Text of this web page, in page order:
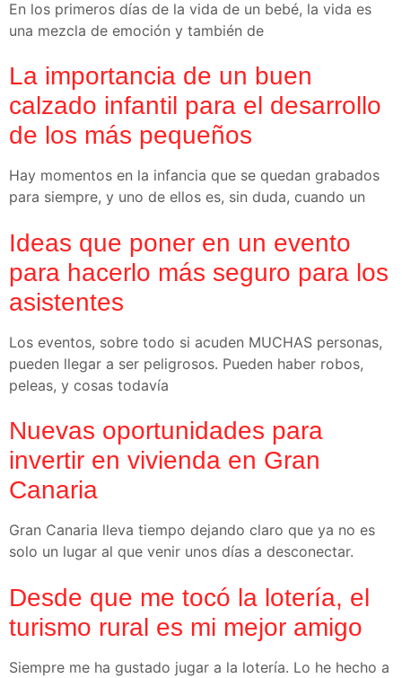
En los primeros días de la vida de un bebé, la vida es
una mezcla de emoción y también de
La importancia de un buen
calzado infantil para el desarrollo
de los más pequeños
Hay momentos en la infancia que se quedan grabados
para siempre, y uno de ellos es, sin duda, cuando un
Ideas que poner en un evento
para hacerlo más seguro para los
asistentes
Los eventos, sobre todo si acuden MUCHAS personas,
pueden llegar a ser peligrosos. Pueden haber robos,
peleas, y cosas todavía
Nuevas oportunidades para
invertir en vivienda en Gran
Canaria
Gran Canaria lleva tiempo dejando claro que ya no es
solo un lugar al que venir unos días a desconectar.
Desde que me tocó la lotería, el
turismo rural es mi mejor amigo
Siempre me ha gustado jugar a la lotería. Lo he hecho a